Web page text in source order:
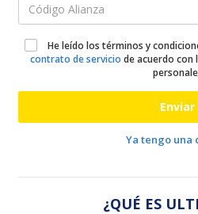
He leído los términos y
contrato de servicio de acuerdo con
Enviar
Ya tengo una
¿QUÉ ES